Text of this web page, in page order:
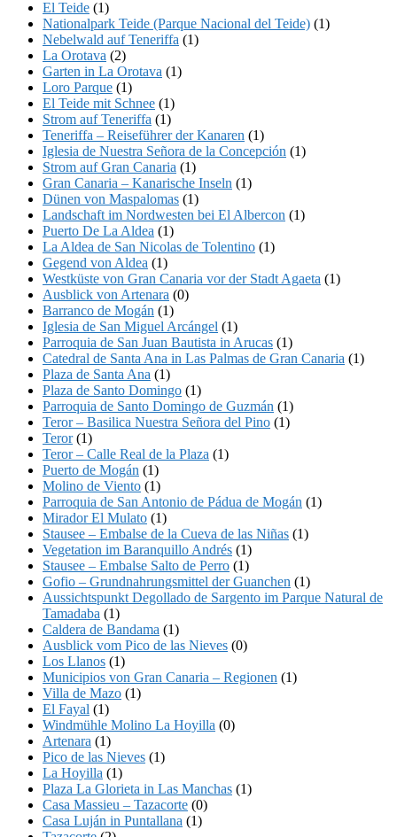
El Teide (1)
Nationalpark Teide (Parque Nacional del Teide) (1)
Nebelwald auf Teneriffa (1)
La Orotava (2)
Garten in La Orotava (1)
Loro Parque (1)
El Teide mit Schnee (1)
Strom auf Teneriffa (1)
Teneriffa – Reiseführer der Kanaren (1)
Iglesia de Nuestra Señora de la Concepción (1)
Strom auf Gran Canaria (1)
Gran Canaria – Kanarische Inseln (1)
Dünen von Maspalomas (1)
Landschaft im Nordwesten bei El Albercon (1)
Puerto De La Aldea (1)
La Aldea de San Nicolas de Tolentino (1)
Gegend von Aldea (1)
Westküste von Gran Canaria vor der Stadt Agaeta (1)
Ausblick von Artenara (0)
Barranco de Mogán (1)
Iglesia de San Miguel Arcángel (1)
Parroquia de San Juan Bautista in Arucas (1)
Catedral de Santa Ana in Las Palmas de Gran Canaria (1)
Plaza de Santa Ana (1)
Plaza de Santo Domingo (1)
Parroquia de Santo Domingo de Guzmán (1)
Teror – Basilica Nuestra Señora del Pino (1)
Teror(1)
Teror – Calle Real de la Plaza (1)
Puerto de Mogán (1)
Molino de Viento (1)
Parroquia de San Antonio de Pádua de Mogán (1)
Mirador El Mulato (1)
Stausee – Embalse de la Cueva de las Niñas (1)
Vegetation im Baranquillo Andrés (1)
Stausee – Embalse Salto de Perro (1)
Gofio – Grundnahrungsmittel der Guanchen (1)
Aussichtspunkt Degollado de Sargento im Parque Natural de
Tamadaba (1)
Caldera de Bandama (1)
Ausblick vom Pico de las Nieves (0)
Los Llanos (1)
Municipios von Gran Canaria – Regionen (1)
Villa de Mazo (1)
El Fayal (1)
Windmühle Molino La Hoyilla (0)
Artenara (1)
Pico de las Nieves (1)
La Hoyilla (1)
Plaza La Glorieta in Las Manchas (1)
Casa Massieu – Tazacorte (0)
Casa Luján in Puntallana (1)